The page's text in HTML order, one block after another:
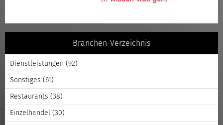
Branchen-Verzeichnis
Dienstleistungen (92)
Sonstiges (61)
Restaurants (38)
Einzelhandel (30)